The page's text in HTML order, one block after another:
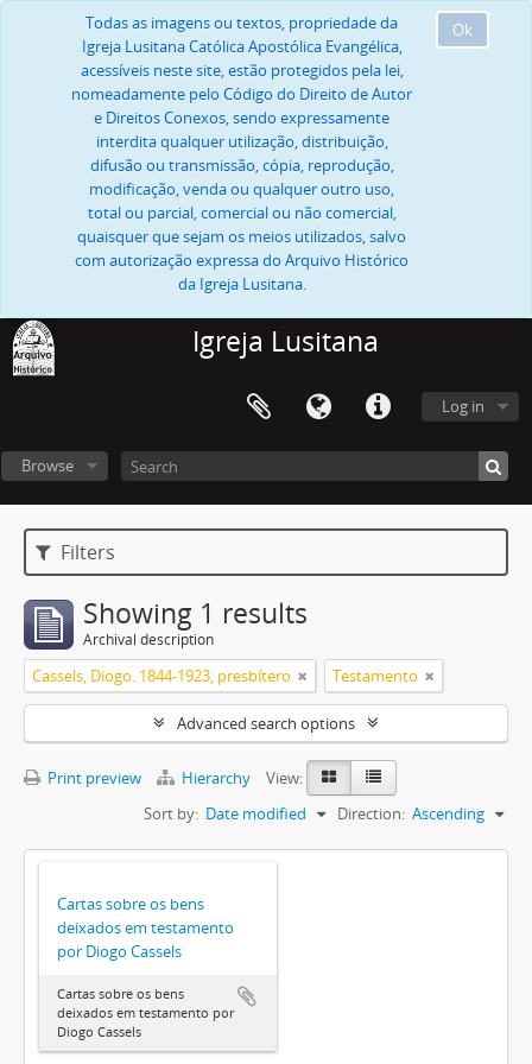
Ok
Todas as imagens ou textos, propriedade da
Igreja Lusitana Católica Apostólica Evangélica,
acessíveis neste site, estão protegidos pela lei,
nomeadamente pelo Código do Direito de Autor
e Direitos Conexos, sendo expressamente
interdita qualquer utilização, distribuição,
difusão ou transmissão, cópia, reprodução,
modificação, venda ou qualquer outro uso,
total ou parcial, comercial ou não comercial,
quaisquer que sejam os meios utilizados, salvo
com autorização expressa do Arquivo Histórico
da Igreja Lusitana.
Igreja Lusitana
Log in
Browse
Filters
Showing 1 results
Archival description
Cassels, Diogo. 1844-1923, presbítero Testamento
Advanced search options
Print preview Hierarchy
View:
Sort by: Date modified Direction: Ascending
Cartas sobre os bens
deixados em testamento
por Diogo Cassels
Cartas sobre os bens
deixados em testamento por
Diogo Cassels